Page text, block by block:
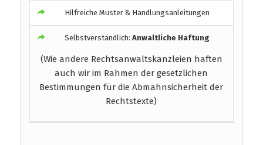
Hilfreiche Muster & Handlungsanleitungen
Selbstverständlich:Anwaltliche Haftung
(Wie andere Rechtsanwaltskanzleien haften
auch wir im Rahmen der gesetzlichen
Bestimmungen für die Abmahnsicherheit der
Rechtstexte)